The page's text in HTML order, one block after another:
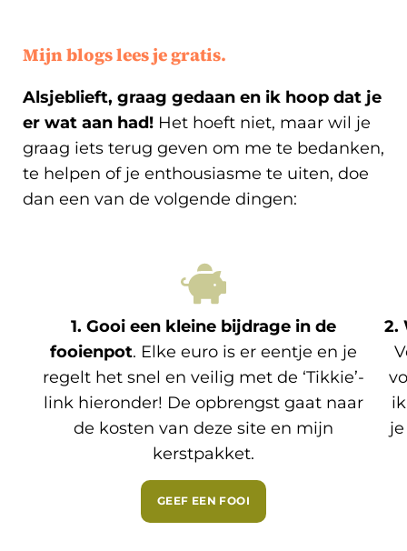
Mijn blogs lees je gratis.
Alsjeblieft, graag gedaan en ik hoop dat je
er wat aan had! Het hoeft niet, maar wil je
graag iets terug geven om me te bedanken,
te helpen of je enthousiasme te uiten, doe
dan een van de volgende dingen:
1. Gooi een kleine bijdrage in de
fooienpot. Elke euro is er eentje en je
regelt het snel en veilig met de ‘Tikkie’-
link hieronder! De opbrengst gaat naar
de kosten van deze site en mijn
kerstpakket.
GEEF EEN FOOI
2.